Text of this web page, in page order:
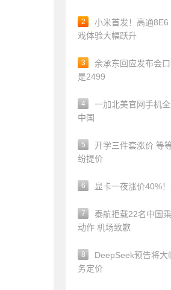
2
小米首发！高通
戏体验大幅跃升
3
余承东回应发布会
是2499
4
一加北美官网手机
中国
5
开学三件套涨价 等
纷提价
6 显卡一夜涨价40%
7
泰航拒载22名中国
动作 机场致歉
8
DeepSeek预告将大
务定价